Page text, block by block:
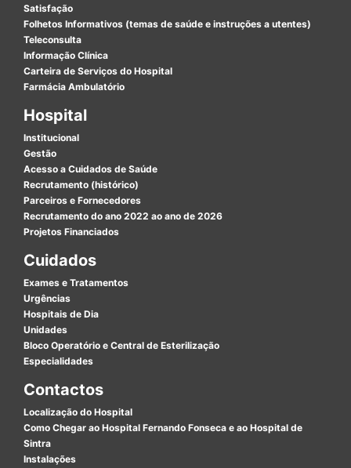
Satisfação
Folhetos Informativos (temas de saúde e instruções a utentes)
Teleconsulta
Informação Clínica
Carteira de Serviços do Hospital
Farmácia Ambulatório
Hospital
Institucional
Gestão
Acesso a Cuidados de Saúde
Recrutamento (histórico)
Parceiros e Fornecedores
Recrutamento do ano 2022 ao ano de 2026
Projetos Financiados
Cuidados
Exames e Tratamentos
Urgências
Hospitais de Dia
Unidades
Bloco Operatório e Central de Esterilização
Especialidades
Contactos
Localização do Hospital
Como Chegar ao Hospital Fernando Fonseca e ao Hospital de
Sintra
Instalações